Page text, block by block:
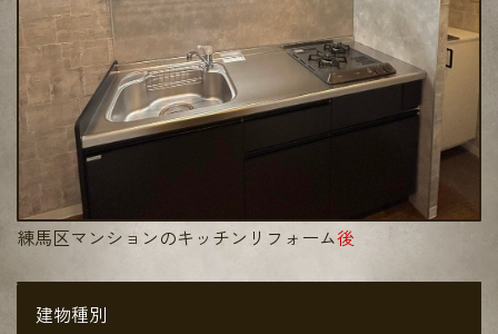
練馬区マンションのキッチンリフォーム後
建物種別